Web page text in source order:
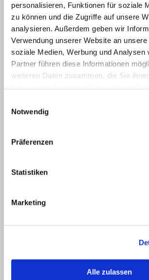
personalisieren, Funktionen für soziale
zu können und die Zugriffe auf unsere
analysieren. Außerdem geben wir
Verwendung unserer Website an
soziale Medien, Werbung und Analysen
Partner führen diese Informationen
weiteren Daten zusammen, die Sie
Notwendig
Präferenzen
Statistiken
Marketing
Alle zulassen
79793 Wutöschingen-Horheim
Fax: +49 7746 3126
E-Mail: